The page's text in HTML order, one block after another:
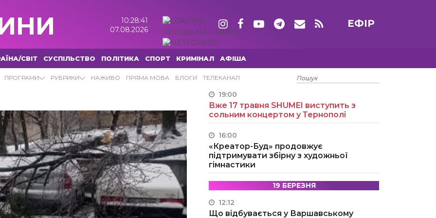
10:28:42
07.08.2026
ПОГОДА НА 2 ТИЖНІ
ЕФІР
СВІТ СУСПІЛЬСТВО ПОЛІТИКА СПОРТ КРИМІНАЛ АФІША
ПРОГРАМИ РУБРИКИ НАЖИВО ПРЯМА МОВА БЛОГИ ТЕЛЕКАНАЛ
15 ТРАВНЯ
19:00
Вже 17 травня SHUMEI виступить з
сольним концертом у Тернополі
16:00
«Креатор-Буд» продовжує
підтримувати збірну з художньої
гімнастики
19 БЕРЕЗНЯ
12:12
Що відбувається у Варшавському